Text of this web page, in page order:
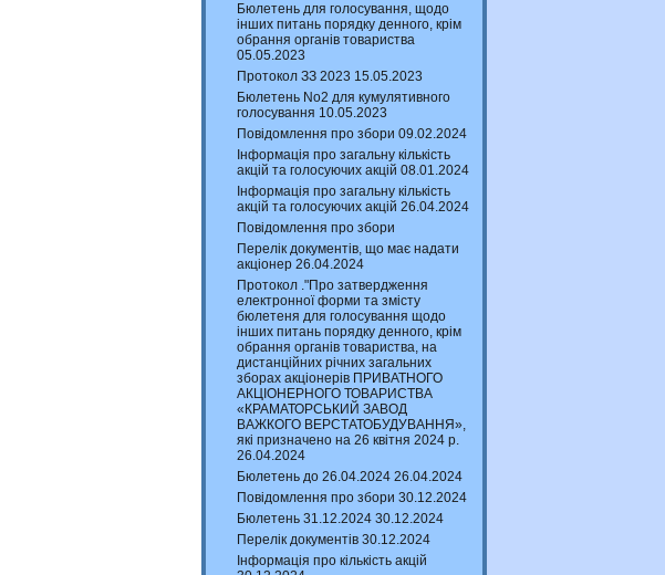
Бюлетень для голосування, щодо
інших питань порядку денного, крім
обрання органів товариства
05.05.2023
Протокол ЗЗ 2023 15.05.2023
Бюлетень No2 для кумулятивного
голосування 10.05.2023
Повідомлення про збори 09.02.2024
Інформація про загальну кількість
акцій та голосуючих акцій 08.01.2024
Інформація про загальну кількість
акцій та голосуючих акцій 26.04.2024
Повідомлення про збори
Перелік документів, що має надати
акціонер 26.04.2024
Протокол ."Про затвердження
електронної форми та змісту
бюлетеня для голосування щодо
інших питань порядку денного, крім
обрання органів товариства, на
дистанційних річних загальних
зборах акціонерів ПРИВАТНОГО
АКЦІОНЕРНОГО ТОВАРИСТВА
«КРАМАТОРСЬКИЙ ЗАВОД
ВАЖКОГО ВЕРСТАТОБУДУВАННЯ»,
які призначено на 26 квітня 2024 р.
26.04.2024
Бюлетень до 26.04.2024 26.04.2024
Повідомлення про збори 30.12.2024
Бюлетень 31.12.2024 30.12.2024
Перелік документів 30.12.2024
Інформація про кількість акцій